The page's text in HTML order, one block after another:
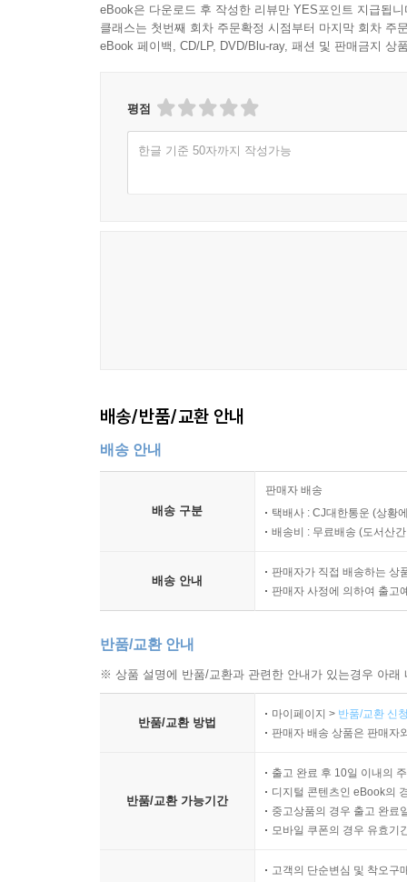
eBook은 다운로드 후 작성한 리뷰만 YES포인트 지급됩니
클래스는 첫번째 회차 주문확정 시점부터 마지막 회차 주
eBook 페이백, CD/LP, DVD/Blu-ray, 패션 및 판매금지 상
평점
한글 기준 50자까지 작성가능
배송/반품/교환 안내
배송 안내
배송 구분
판매자 배송
택배사 : CJ대한통운 (상황
배송비 : 무료배송 (도서산
배송 안내
판매자가 직접 배송하는 상
판매자 사정에 의하여 출고
반품/교환 안내
※ 상품 설명에 반품/교환과 관련한 안내가 있는경우 아
반품/교환 방법
마이페이지 > 반품/교환 신
판매자 배송 상품은 판매자
반품/교환 가능기간
출고 완료 후 10일 이내의
디지털 콘텐츠인 eBook의
중고상품의 경우 출고 완료
모바일 쿠폰의 경우 유효기
고객의 단순변심 및 착오구